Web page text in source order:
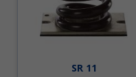
SR 11